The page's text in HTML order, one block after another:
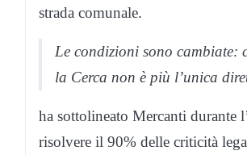
strada comunale.
Le condizioni sono cambiate:
la Cerca non è più l’unica
ha sottolineato Mercanti durante
risolvere il 90% delle criticità